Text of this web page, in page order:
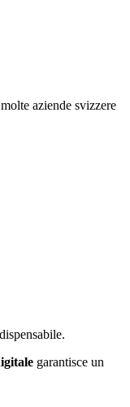
aziende svizzere
garantisce un